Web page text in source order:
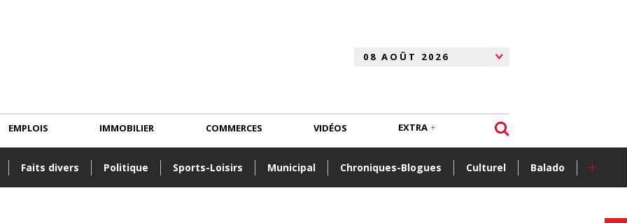
Faits divers Politique Sports-Loisirs Municipal Chroniques-Blogues Culturel Balado +
EMPLOIS IMMOBILIER COMMERCES VIDÉOS EXTRA